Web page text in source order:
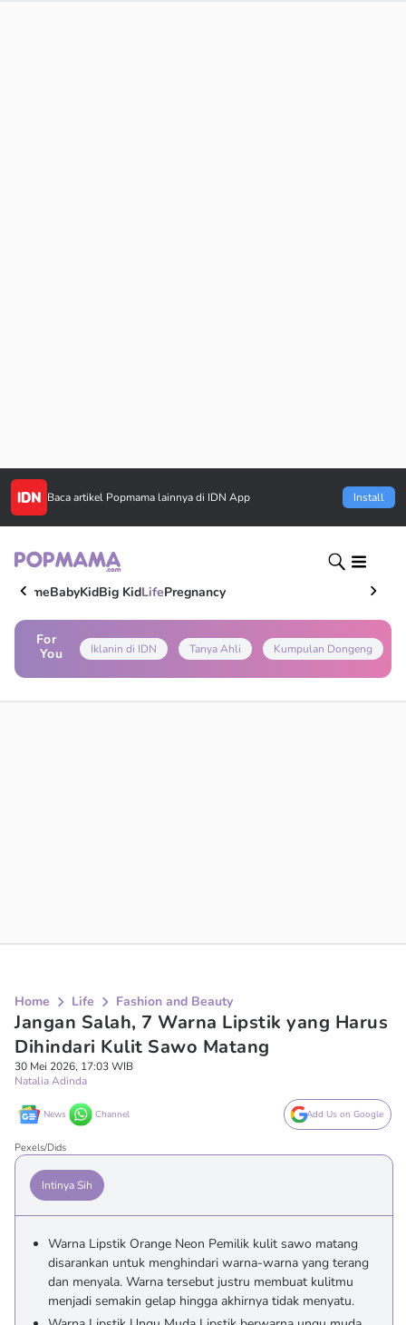
Baca artikel Popmama lainnya di IDN App Install
HomeBabyKidBig KidLifePregnancy
For
You
Iklanin di IDN Tanya Ahli Kumpulan Dongeng
Home Life Fashion and Beauty
Jangan Salah, 7 Warna Lipstik yang Harus
Dihindari Kulit Sawo Matang
30 Mei 2026, 17:03 WIB
Natalia Adinda
News Channel Add Us on Google
Pexels/Dids
Intinya Sih
Warna Lipstik Orange Neon Pemilik kulit sawo matang
disarankan untuk menghindari warna-warna yang terang
dan menyala. Warna tersebut justru membuat kulitmu
menjadi semakin gelap hingga akhirnya tidak menyatu.